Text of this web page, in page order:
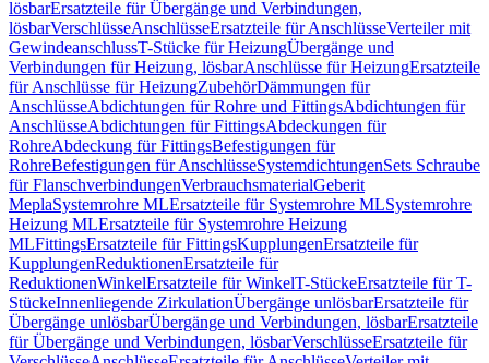
lösbarErsatzteile für Übergänge und Verbindungen,
lösbarVerschlüsseAnschlüsseErsatzteile für AnschlüsseVerteiler mit
GewindeanschlussT-Stücke für HeizungÜbergänge und
Verbindungen für Heizung, lösbarAnschlüsse für HeizungErsatzteile
für Anschlüsse für HeizungZubehörDämmungen für
AnschlüsseAbdichtungen für Rohre und FittingsAbdichtungen für
AnschlüsseAbdichtungen für FittingsAbdeckungen für
RohreAbdeckung für FittingsBefestigungen für
RohreBefestigungen für AnschlüsseSystemdichtungenSets Schraube
für FlanschverbindungenVerbrauchsmaterialGeberit
MeplaSystemrohre MLErsatzteile für Systemrohre MLSystemrohre
Heizung MLErsatzteile für Systemrohre Heizung
MLFittingsErsatzteile für FittingsKupplungenErsatzteile für
KupplungenReduktionenErsatzteile für
ReduktionenWinkelErsatzteile für WinkelT-StückeErsatzteile für T-
StückeInnenliegende ZirkulationÜbergänge unlösbarErsatzteile für
Übergänge unlösbarÜbergänge und Verbindungen, lösbarErsatzteile
für Übergänge und Verbindungen, lösbarVerschlüsseErsatzteile für